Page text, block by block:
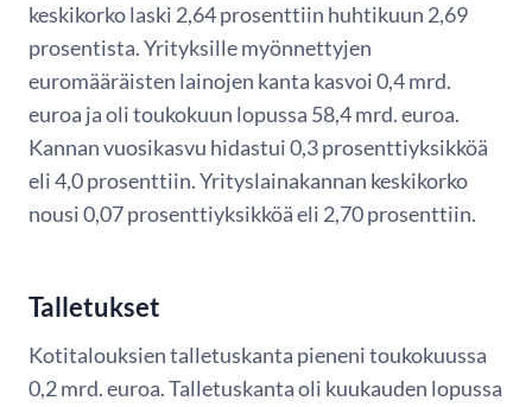
keskikorko laski 2,64 prosenttiin huhtikuun 2,69
prosentista. Yrityksille myönnettyjen
euromääräisten lainojen kanta kasvoi 0,4 mrd.
euroa ja oli toukokuun lopussa 58,4 mrd. euroa.
Kannan vuosikasvu hidastui 0,3 prosenttiyksikköä
eli 4,0 prosenttiin. Yrityslainakannan keskikorko
nousi 0,07 prosenttiyksikköä eli 2,70 prosenttiin.
Talletukset
Kotitalouksien talletuskanta pieneni toukokuussa
0,2 mrd. euroa. Talletuskanta oli kuukauden lopussa